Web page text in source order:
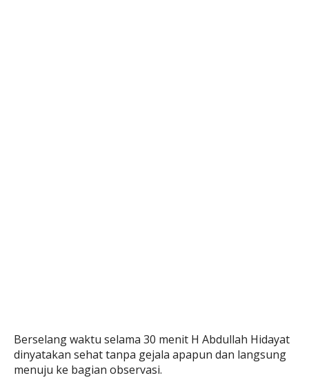
Berselang waktu selama 30 menit H Abdullah Hidayat
dinyatakan sehat tanpa gejala apapun dan langsung
menuju ke bagian observasi.